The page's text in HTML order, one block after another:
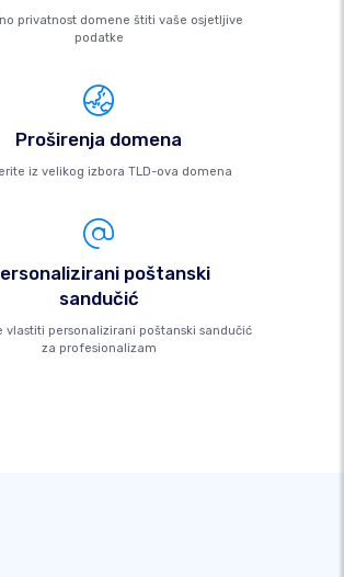
privatnost domene štiti vaše osjetljive
podatke
Proširenja domena
iz velikog izbora TLD-ova domena
poštanski
sandučić
vlastiti personalizirani poštanski sandučić
za profesionalizam